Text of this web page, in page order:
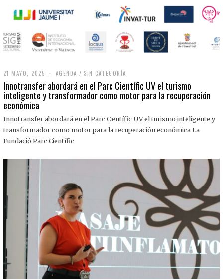
21 MAYO, 2025
M
A
Y
,
0
2
AGENDA / SIN CATEGORÍA
Innotransfer abordará en el Parc Científic UV el turismo
inteligente y transformador como motor para la recuperación
económica
Innotransfer abordará en el Parc Científic UV el turismo inteligente y
transformador como motor para la recuperación económica La
Fundació Parc Científic